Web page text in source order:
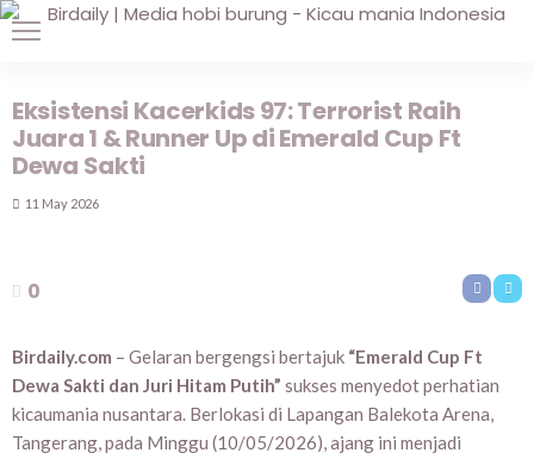
Eksistensi Kacerkids 97: Terrorist Raih
Juara 1 & Runner Up di Emerald Cup Ft
Dewa Sakti
11 May 2026
0
Birdaily.com – Gelaran bergengsi bertajuk “Emerald Cup Ft
Dewa Sakti dan Juri Hitam Putih” sukses menyedot perhatian
kicaumania nusantara. Berlokasi di Lapangan Balekota Arena,
Tangerang, pada Minggu (10/05/2026), ajang ini menjadi